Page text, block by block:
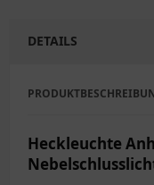
DETAILS
Heckleuchte